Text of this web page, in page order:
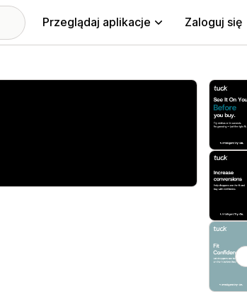
Przeglądaj aplikacje Zaloguj się